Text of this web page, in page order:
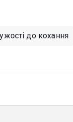
до кохання